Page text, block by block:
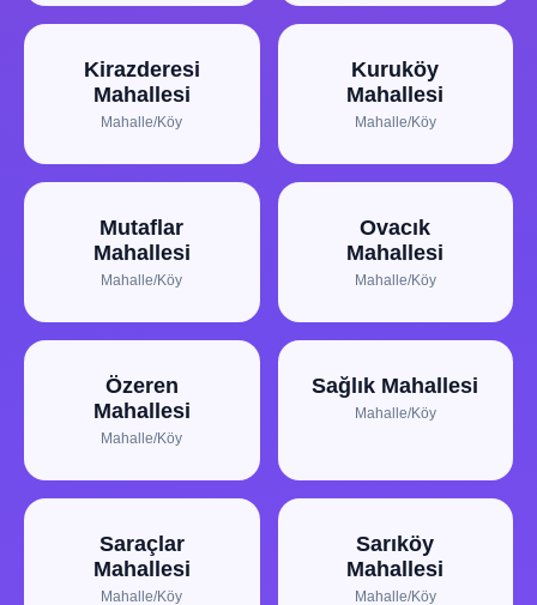
Kirazderesi
Mahallesi
Mahalle/Köy
Kuruköy
Mahallesi
Mahalle/Köy
Mutaflar
Mahallesi
Mahalle/Köy
Ovacık
Mahallesi
Mahalle/Köy
Özeren
Mahallesi
Mahalle/Köy
Sağlık Mahallesi
Mahalle/Köy
Saraçlar
Mahallesi
Mahalle/Köy
Sarıköy
Mahallesi
Mahalle/Köy